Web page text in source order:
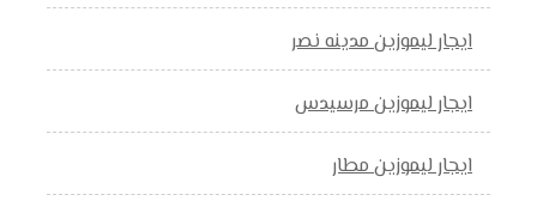
ايجار ليموزين مدينه نصر
ايجار ليموزين مرسيدس
ايجار ليموزين مطار